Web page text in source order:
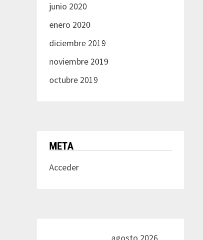
junio 2020
enero 2020
diciembre 2019
noviembre 2019
octubre 2019
META
Acceder